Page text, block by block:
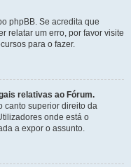
phpBB. Se acredita que
relatar um erro, por favor visite
para o fazer.
relativas ao Fórum.
canto superior direito da
onde está o
a expor o assunto.